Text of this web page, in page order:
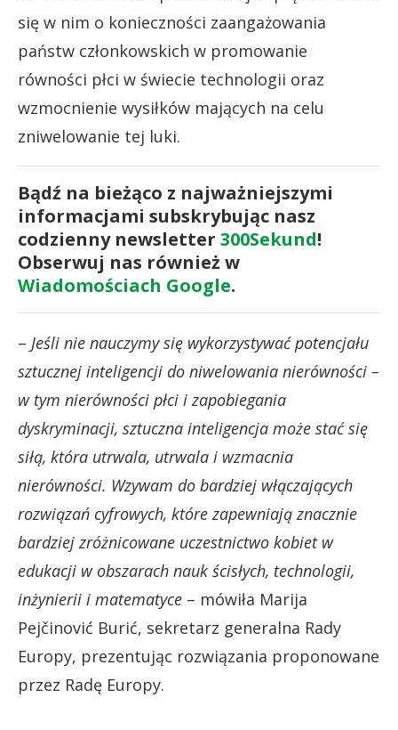
się w nim o konieczności zaangażowania
państw członkowskich w promowanie
równości płci w świecie technologii oraz
wzmocnienie wysiłków mających na celu
zniwelowanie tej luki.
Bądź na bieżąco z najważniejszymi
informacjami subskrybując nasz
codzienny newsletter 300Sekund!
Obserwuj nas również w
Wiadomościach Google.
– Jeśli nie nauczymy się wykorzystywać potencjału
sztucznej inteligencji do niwelowania nierówności –
w tym nierówności płci i zapobiegania
dyskryminacji, sztuczna inteligencja może stać się
siłą, która utrwala, utrwala i wzmacnia
nierówności. Wzywam do bardziej włączających
rozwiązań cyfrowych, które zapewniają znacznie
bardziej zróżnicowane uczestnictwo kobiet w
edukacji w obszarach nauk ścisłych, technologii,
inżynierii i matematyce – mówiła Marija
Pejčinović Burić, sekretarz generalna Rady
Europy, prezentując rozwiązania proponowane
przez Radę Europy.